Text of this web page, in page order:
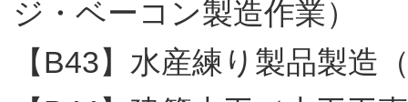
ジ・ベーコン製造作業）
【B43】水産練り製品製造